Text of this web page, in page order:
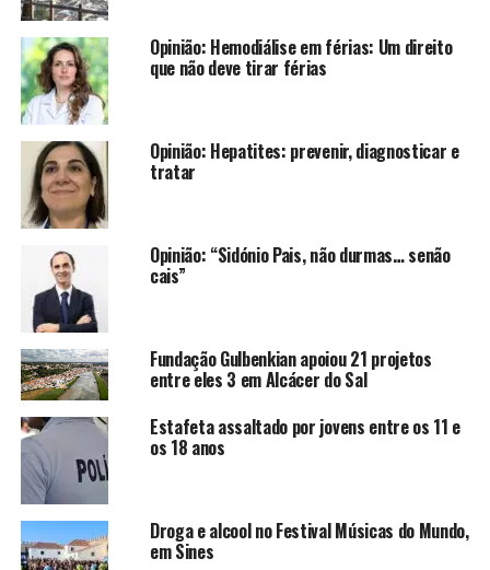
Opinião: Hemodiálise em férias: Um direito
que não deve tirar férias
Opinião: Hepatites: prevenir, diagnosticar e
tratar
Opinião: “Sidónio Pais, não durmas… senão
cais”
Fundação Gulbenkian apoiou 21 projetos
entre eles 3 em Alcácer do Sal
Estafeta assaltado por jovens entre os 11 e
os 18 anos
Droga e alcool no Festival Músicas do Mundo,
em Sines